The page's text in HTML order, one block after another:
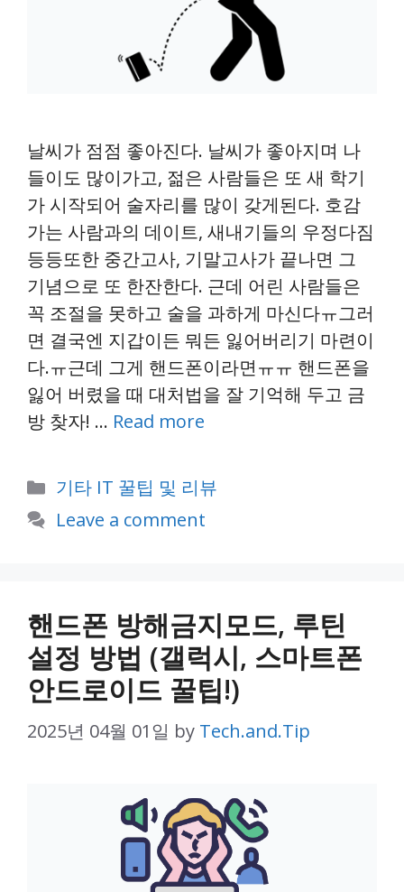
날씨가 점점 좋아진다. 날씨가 좋아지며 나
들이도 많이가고, 젊은 사람들은 또 새 학기
가 시작되어 술자리를 많이 갖게된다. 호감
가는 사람과의 데이트, 새내기들의 우정다짐
등등또한 중간고사, 기말고사가 끝나면 그
기념으로 또 한잔한다. 근데 어린 사람들은
꼭 조절을 못하고 술을 과하게 마신다ㅠ그러
면 결국엔 지갑이든 뭐든 잃어버리기 마련이
다.ㅠ근데 그게 핸드폰이라면ㅠㅠ 핸드폰을
잃어 버렸을 때 대처법을 잘 기억해 두고 금
방 찾자! … Read more
Categories
기타 IT 꿀팁 및 리뷰
Leave a comment
핸드폰 방해금지모드, 루틴
설정 방법 (갤럭시, 스마트폰
안드로이드 꿀팁!)
2025년 04월 01일 by Tech.and.Tip